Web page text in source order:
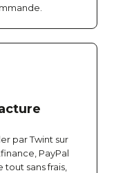
par Twint sur
PayPal
sans frais,